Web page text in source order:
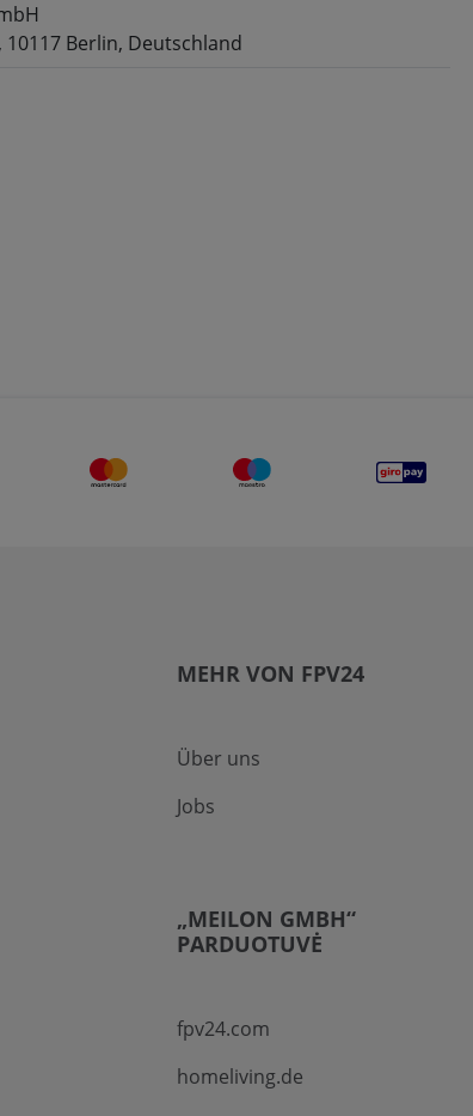
Berlin, Deutschland
MEHR VON FPV24
Über uns
Jobs
„MEILON GMBH“
PARDUOTUVĖ
fpv24.com
homeliving.de